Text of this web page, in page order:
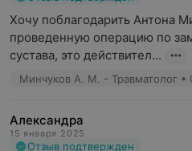
Хочу поблагодарить Антона
проведенную операцию по
сустава, это действител...
Минчуков А. М. - Травматолог •
Александра
15 января 2025
Отзыв подтвержден